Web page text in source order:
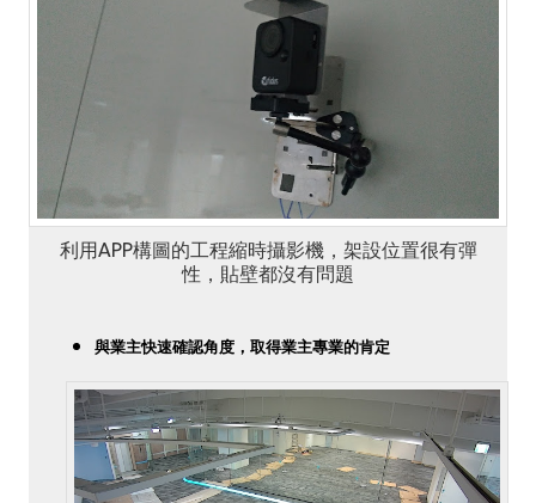
利用APP構圖的工程縮時攝影機，架設位置很有彈
性，貼壁都沒有問題
與業主快速確認角度，取得業主專業的肯定